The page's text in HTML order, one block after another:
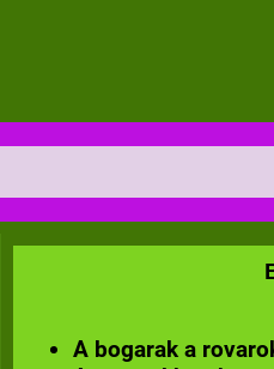
A bogarak a